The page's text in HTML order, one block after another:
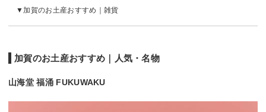
加賀のお土産おすすめ｜雑貨
加賀のお土産おすすめ｜人気・名物
山海堂 福涌 FUKUWAKU